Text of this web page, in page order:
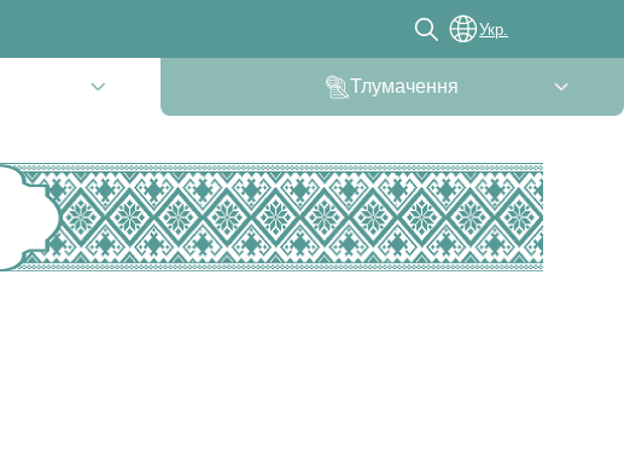
Укр.
Тлумачення